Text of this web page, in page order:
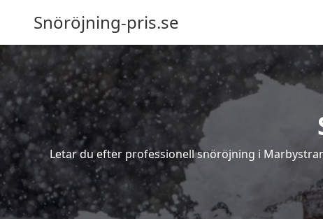
Snöröjning-pris.se
Letar du efter professionell snöröjning i